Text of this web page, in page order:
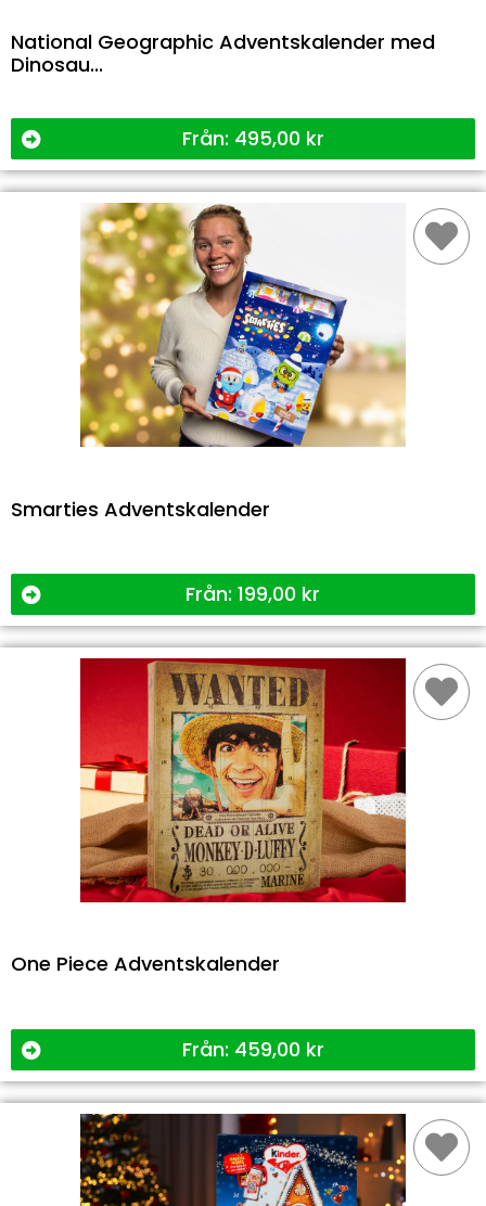
National Geographic Adventskalender med
Dinosau...
Från: 495,00 kr
Smarties Adventskalender
Från: 199,00 kr
One Piece Adventskalender
Från: 459,00 kr